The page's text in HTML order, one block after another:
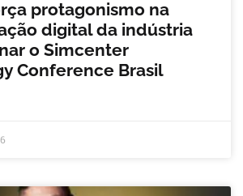
protagonismo na
digital da indústria
o Simcenter
Conference Brasil